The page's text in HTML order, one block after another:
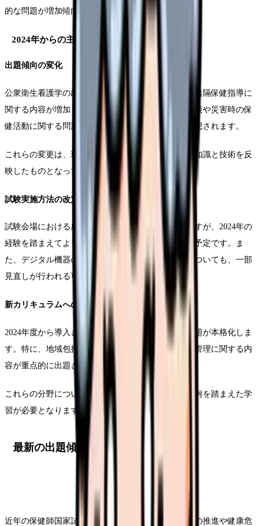
的な問題が増加傾向にあります。
2024年からの主な変更点
出題傾向の変化
公衆衛生看護学の出題において、デジタルヘルスや遠隔保健指導に
関する内容が増加しています。また、新型感染症対策や災害時の保
健活動に関する問題も継続的に出題されることが予想されます。
これらの変更は、現代の保健師に求められる新しい知識と技術を反
映したものとなっています。
試験実施方法の改定
試験会場における感染症対策は引き続き実施されますが、2024年の
経験を踏まえてより効率的な運営方法が導入される予定です。ま
た、デジタル機器の持ち込み制限や本人確認方法についても、一部
見直しが行われる可能性があります。
新カリキュラムへの対応
2024年度から導入された新カリキュラムに基づく出題が本格化しま
す。特に、地域包括ケアシステムの推進や健康危機管理に関する内
容が重点的に出題されると予想されます。
これらの分野については、最新の政策動向や実践事例を踏まえた学
習が必要となります。
最新の出題傾向分析
近年の保健師国家試験では、地域包括ケアシステムの推進や健康危